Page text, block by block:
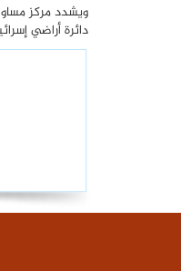
ويشدد مركز
دائرة أراضي